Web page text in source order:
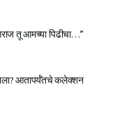
तू आमच्या पिढीचा…”
आतापर्यँतचे कलेक्शन